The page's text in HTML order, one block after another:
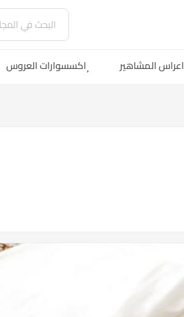
اعراس المشاهير اكسسوارات العروس